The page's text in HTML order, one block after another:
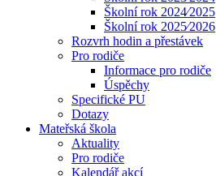
Školní rok 2024⁄2025
Školní rok 2025⁄2026
Rozvrh hodin a přestávek
Pro rodiče
Informace pro rodiče
Úspěchy
Specifické PU
Dotazy
Mateřská škola
Aktuality
Pro rodiče
Kalendář akcí